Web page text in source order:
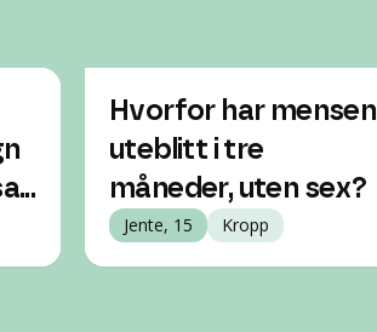
Hvorfor har mensen
uteblitt i tre
måneder, uten sex?
Jente, 15 Kropp